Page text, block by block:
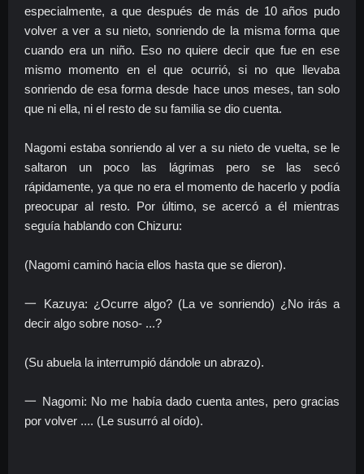
especialmente, a que después de más de 10 años pudo
volver a ver a su nieto, sonriendo de la misma forma que
cuando era un niño. Eso no quiere decir que fue en ese
mismo momento en el que ocurrió, si no que llevaba
sonriendo de esa forma desde hace unos meses, tan solo
que ni ella, ni el resto de su familia se dio cuenta.
Nagomi estaba sonriendo al ver a su nieto de vuelta, se le
saltaron un poco las lágrimas pero se las secó
rápidamente, ya que no era el momento de hacerlo y podía
preocupar al resto. Por último, se acercó a él mientras
seguía hablando con Chizuru:
(Nagomi caminó hacia ellos hasta que se dieron).
一 Kazuya: ¿Ocurre algo? (La ve sonriendo) ¿No irás a
decir algo sobre noso- ...?
(Su abuela la interrumpió dándole un abrazo).
一 Nagomi: No me había dado cuenta antes, pero gracias
por volver .... (Le susurró al oído).